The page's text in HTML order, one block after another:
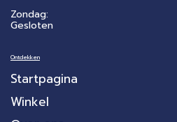
Zondag:
Gesloten
Ontdekken
Startpagina
Winkel